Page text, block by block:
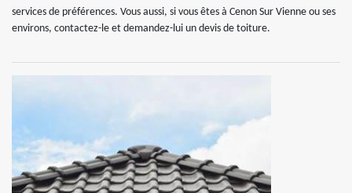
services de préférences. Vous aussi, si vous êtes à Cenon Sur Vienne ou ses
environs, contactez-le et demandez-lui un devis de toiture.